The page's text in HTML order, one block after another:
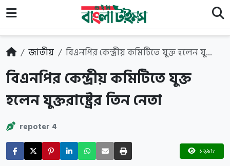
জাতীয় বিএনপির কেন্দ্রীয় কমিটিতে যুক্ত হলেন যু...
বিএনপির কেন্দ্রীয় কমিটিতে যুক্ত
হলেন যুক্তরাষ্ট্রের তিন নেতা
repoter 4
১২৯৮